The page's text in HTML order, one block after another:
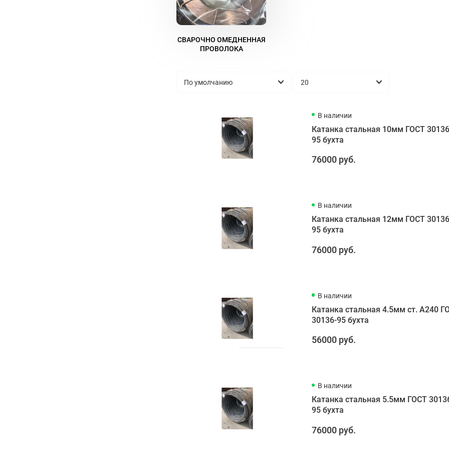
СВАРОЧНО ОМЕДНЕННАЯ
ПРОВОЛОКА
В наличии
Катанка стальная 10мм ГОСТ
95 бухта
76000 руб.
В наличии
Катанка стальная 12мм ГОСТ
95 бухта
76000 руб.
В наличии
Катанка стальная 4.5мм ст. А240
30136-95 бухта
56000 руб.
В наличии
Катанка стальная 5.5мм ГОСТ
95 бухта
76000 руб.